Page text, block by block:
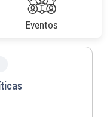
Eventos